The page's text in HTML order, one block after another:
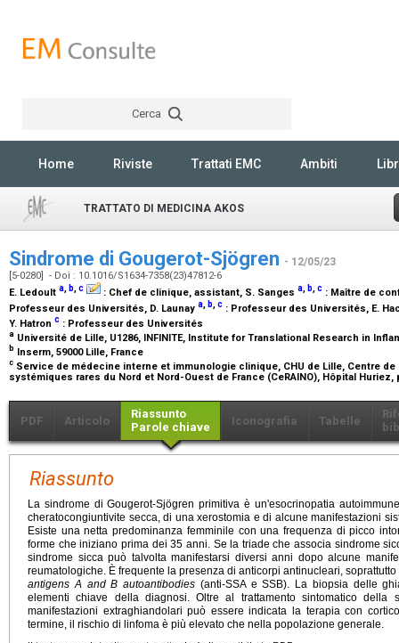
Cerca
Home Riviste Trattati EMC Ambiti
TRATTATO DI MEDICINA AKOS
Sindrome di Gougerot-Sjögren - 12/05/23
[5-0280] - Doi : 10.1016/S1634-7358(23)47812-6
E. Ledoult a, b,c : Chef de clinique, assistant, S. Sanges a, b,c : Maître de
Professeur des Universités, D. Launay a b c : Professeur des Universités, E.
Y. Hatron c : Professeur des Universités
a Université de Lille, U1286, INFINITE, Institute for Translational Research in
b Inserm, 59000 Lille, France
c Service de médecine interne et immunologie clinique, CHU de Lille, Centre
systémiques rares du Nord et Nord-Ouest de France (CeRAINO), Hôpital
PDF Articolo
Riassunto
Parole chiave
Iconografia Tabelle
Riassunto
La sindrome di Gougerot-Sjögren primitiva è un'esocrinopatia
cheratocongiuntivite secca, di una xerostomia e di alcune manifestazioni
Esiste una netta predominanza femminile con una frequenza di picco
forme che iniziano prima dei 35 anni. Se la triade che associa sindrome
sindrome sicca può talvolta manifestarsi diversi anni dopo alcune
reumatologiche. È frequente la presenza di anticorpi antinucleari,
antigens A and B autoantibodies (anti-SSA e SSB). La biopsia delle
elementi chiave della diagnosi. Oltre al trattamento sintomatico della
manifestazioni extraghiandolari può essere indicata la terapia con
termine, il rischio di linfoma è più elevato che nella popolazione generale.